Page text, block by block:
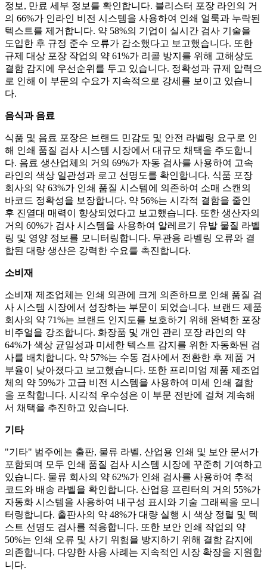
정보, 만료 세부 정보를 확인합니다. 블리스터 포장 라인의 거
의 66%가 인라인 비전 시스템을 사용하여 인쇄 얼룩과 누락된
텍스트를 제거합니다. 약 58%의 기업이 실시간 검사 기술을
도입한 후 규정 준수 오류가 감소했다고 보고했습니다. 또한
규제 대상 포장 작업의 약 61%가 리콜 방지를 위해 고해상도
결함 감지에 우선순위를 두고 있습니다. 정확성과 규제 압력으
로 인해 이 부문의 수요가 지속적으로 강세를 보이고 있습니
다.
음식과 음료
식품 및 음료 포장은 브랜드 민감도 및 안전 라벨링 요구로 인
해 인쇄 품질 검사 시스템 시장에서 대규모 채택을 주도합니
다. 음료 생산업체의 거의 69%가 자동 검사를 사용하여 고속
라인의 색상 일관성과 로고 선명도를 확인합니다. 식품 포장
회사의 약 63%가 인쇄 품질 시스템에 의존하여 소매 스캔의
바코드 정확성을 보장합니다. 약 56%는 시각적 결함을 줄인
후 진열대 매력이 향상되었다고 보고했습니다. 또한 생산자의
거의 60%가 검사 시스템을 사용하여 알레르기 유발 물질 라벨
링 및 영양 정보를 모니터링합니다. 무관용 라벨링 오류와 결
합된 대량 생산은 강력한 수요를 촉진합니다.
소비재
소비재 제조업체는 인쇄 외관에 크게 의존하므로 인쇄 품질 검
사 시스템 시장에서 성장하는 부문이 되었습니다. 브랜드 제품
회사의 약 71%는 브랜드 인지도를 보호하기 위해 완벽한 포장
비주얼을 강조합니다. 화장품 및 개인 관리 포장 라인의 약
64%가 색상 균일성과 미세한 텍스트 감지를 위한 자동화된 검
사를 배치합니다. 약 57%는 수동 검사에서 전환한 후 제품 거
부율이 낮아졌다고 보고했습니다. 또한 프리미엄 제품 제조업
체의 약 59%가 고급 비전 시스템을 사용하여 미세 인쇄 결함
을 포착합니다. 시각적 우수성은 이 부문 전반에 걸쳐 계속해
서 채택을 추진하고 있습니다.
기타
"기타" 범주에는 출판, 물류 라벨, 산업용 인쇄 및 보안 문서가
포함되며 모두 인쇄 품질 검사 시스템 시장에 꾸준히 기여하고
있습니다. 물류 회사의 약 62%가 인쇄 검사를 사용하여 추적
코드와 배송 라벨을 확인합니다. 산업용 프린터의 거의 55%가
자동화 시스템을 사용하여 내구성 표시와 기술 그래픽을 모니
터링합니다. 출판사의 약 48%가 대량 실행 시 색상 정렬 및 텍
스트 선명도 검사를 적용합니다. 또한 보안 인쇄 작업의 약
50%는 인쇄 오류 및 사기 위험을 방지하기 위해 결함 감지에
의존합니다. 다양한 사용 사례는 지속적인 시장 확장을 지원합
니다.